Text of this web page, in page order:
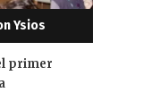
Ysios
primer